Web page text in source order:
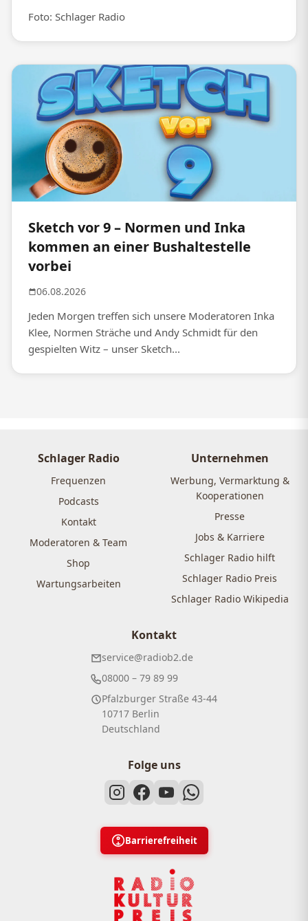
Foto: Schlager Radio
Sketch vor 9 – Normen und Inka
kommen an einer Bushaltestelle
vorbei
06.08.2026
Jeden Morgen treffen sich unsere Moderatoren Inka
Klee, Normen Sträche und Andy Schmidt für den
gespielten Witz – unser Sketch...
Schlager Radio
Frequenzen
Podcasts
Kontakt
Moderatoren & Team
Shop
Wartungsarbeiten
Unternehmen
Werbung, Vermarktung &
Kooperationen
Presse
Jobs & Karriere
Schlager Radio hilft
Schlager Radio Preis
Schlager Radio Wikipedia
Kontakt
service@radiob2.de
08000 – 79 89 99
Pfalzburger Straße 43-44
10717 Berlin
Deutschland
Folge uns
Barrierefreiheit